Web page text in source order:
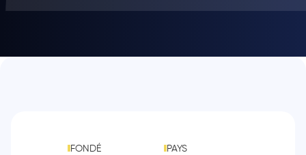
FONDÉ PAYS